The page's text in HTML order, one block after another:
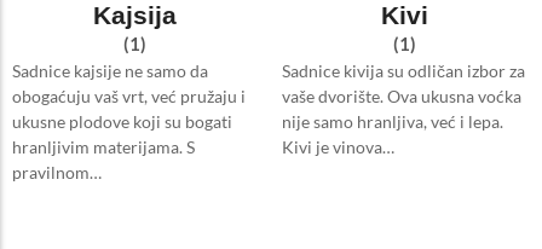
Kajsija
(1)
Sadnice kajsije ne samo da
obogaćuju vaš vrt, već pružaju i
ukusne plodove koji su bogati
hranljivim materijama. S
pravilnom…
Kivi
(1)
Sadnice kivija su odličan izbor za
vaše dvorište. Ova ukusna voćka
nije samo hranljiva, već i lepa.
Kivi je vinova…